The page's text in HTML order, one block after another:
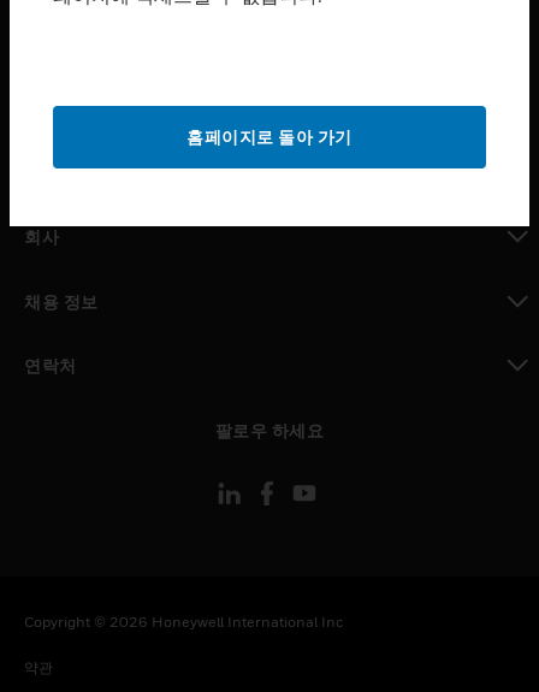
구매처
MYAUTOMATION サポート
회사
채용 정보
연락처
팔로우 하세요
Copyright © 2026 Honeywell International Inc
약관
홈페이지로 돌아 가기